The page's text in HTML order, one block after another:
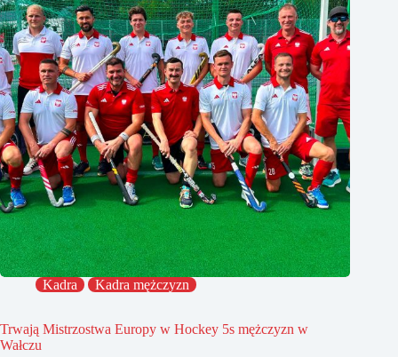
Kadra Kadra mężczyzn
Trwają Mistrzostwa Europy w Hockey 5s mężczyzn w
Wałczu